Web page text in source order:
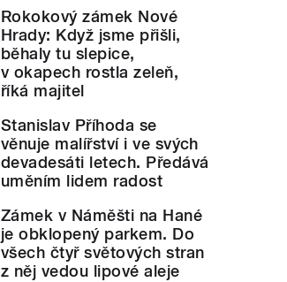
Rokokový zámek Nové
Hrady: Když jsme přišli,
běhaly tu slepice,
v okapech rostla zeleň,
říká majitel
Stanislav Příhoda se
věnuje malířství i ve svých
devadesáti letech. Předává
uměním lidem radost
Zámek v Náměšti na Hané
je obklopený parkem. Do
všech čtyř světových stran
z něj vedou lipové aleje